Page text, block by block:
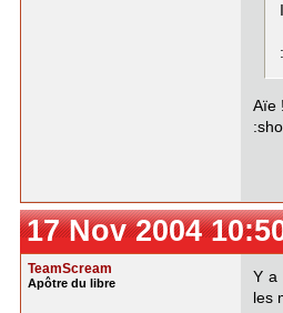
Aïe
17 Nov 2004
TeamScream
Apôtre du libre
Y a
les